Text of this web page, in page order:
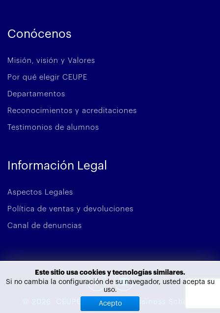
Conócenos
Misión, visión y Valores
Por qué elegir CEUPE
Departamentos
Reconocimientos y acreditaciones
Testimonios de alumnos
Información Legal
Aspectos Legales
Política de ventas y devoluciones
Canal de denuncias
Este sitio usa cookies y tecnologías similares.
Si no cambia la configuración de su navegador, usted acepta su
uso.
Acepto
CEUPE - European Bussiness School.